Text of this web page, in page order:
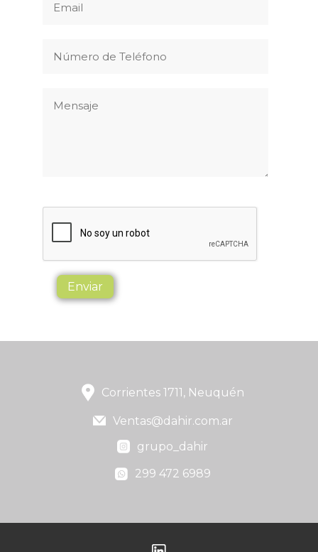
Enviar
Corrientes 1711, Neuquén
Ventas@dahir.com.ar
grupo_dahir
299 472 6989